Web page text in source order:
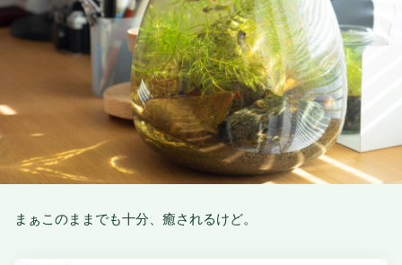
まぁこのままでも十分、癒されるけど。